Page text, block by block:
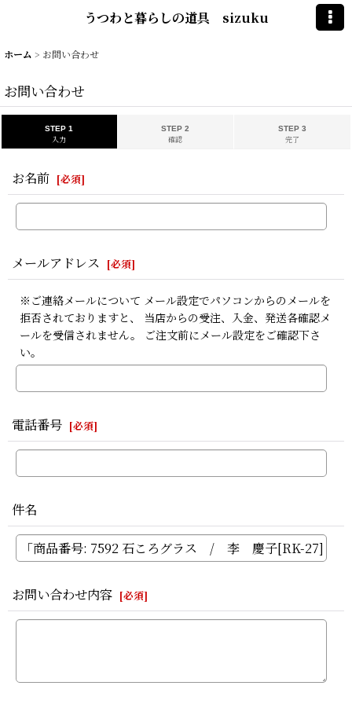
うつわと暮らしの道具 sizuku
ホーム > お問い合わせ
お問い合わせ
STEP 1
入力
STEP 2
確認
STEP 3
完了
お名前 [必須]
メールアドレス [必須]
※ご連絡メールについて メール設定でパソコンからのメールを
拒否されておりますと、 当店からの受注、入金、発送各確認メ
ールを受信されません。 ご注文前にメール設定をご確認下さ
い。
電話番号 [必須]
件名
お問い合わせ内容 [必須]